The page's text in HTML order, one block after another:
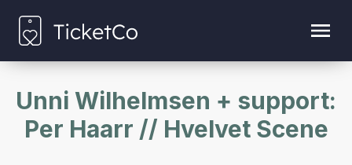
Unni Wilhelmsen + support:
Per Haarr // Hvelvet Scene